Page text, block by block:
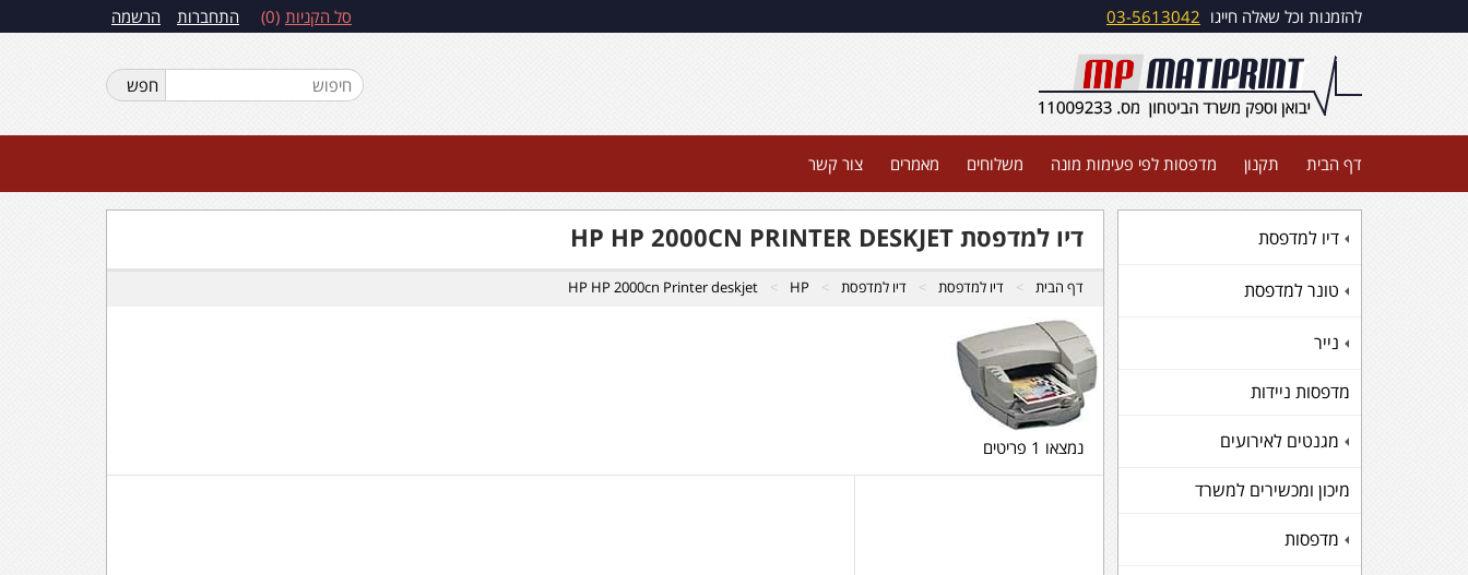
התחברות הרשמה סל הקניות 0 להזמנות וכל שאלה חייגו 03-5613042
דף הבית תקנון מדפסות לפי פעימות מונה משלוחים מאמרים צור קשר
+
דיו למדפסת
+
טונר למדפסת
+
נייר
מדפסות ניידות
+
מגנטים לאירועים
מיכון ומכשירים למשרד
+
מדפסות
דיו למדפסת HP HP 2000CN PRINTER DESKJET
דף הבית דיו למדפסת דיו למדפסת HP
HP HP 2000cn Printer deskjet
נמצאו 1 פריטים